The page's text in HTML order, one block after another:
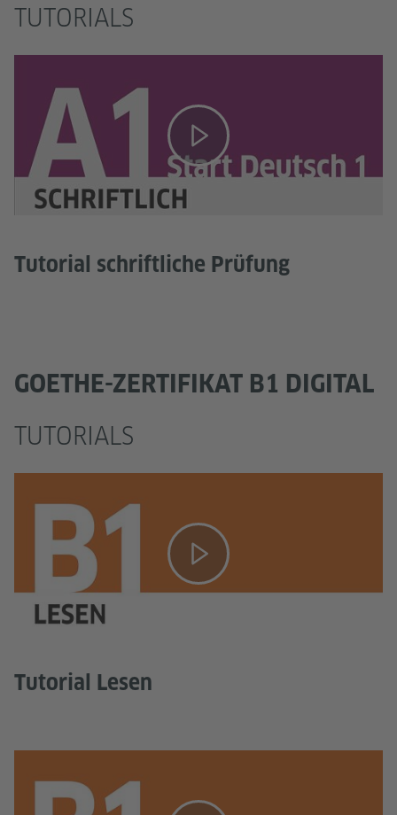
TUTORIALS
Tutorial schriftliche Prüfung
GOETHE-ZERTIFIKAT B1 DIGITAL
TUTORIALS
Tutorial Lesen